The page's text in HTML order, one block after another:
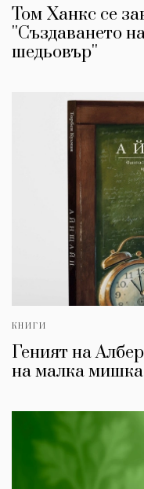
Том Ханкс се
''Създаването
шедьовър''
КНИГИ
Геният на
на малка мишка